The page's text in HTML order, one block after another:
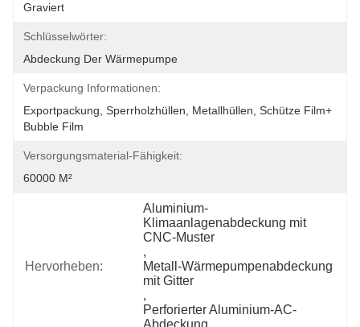
Graviert
Schlüsselwörter:
Abdeckung Der Wärmepumpe
Verpackung Informationen:
Exportpackung, Sperrholzhüllen, Metallhüllen, Schütze Film+
Bubble Film
Versorgungsmaterial-Fähigkeit:
60000 M²
Hervorheben:
Aluminium-
Klimaanlagenabdeckung mit
CNC-Muster
,
Metall-Wärmepumpenabdeckung
mit Gitter
,
Perforierter Aluminium-AC-
Abdeckung